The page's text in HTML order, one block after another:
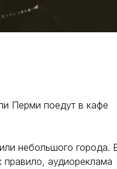
Перми поедут в кафе
небольшого города.
аудиореклама